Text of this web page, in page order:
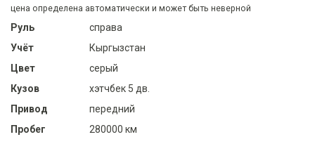
цена определена автоматически и может быть неверной
Руль
справа
Учёт
Кыргызстан
Цвет
серый
Кузов
хэтчбек 5 дв.
Привод
передний
Пробег
280000 км